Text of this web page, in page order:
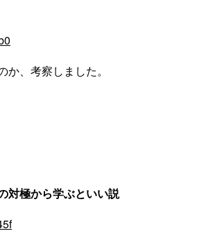
、考察しました。
対極から学ぶといい説